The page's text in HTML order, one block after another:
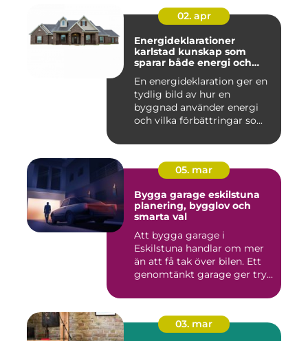
02. apr
Energideklarationer
karlstad kunskap som
sparar både energi och
En energideklaration ger en
tydlig bild av hur en
byggnad använder energi
och vilka förbättringar so...
05. mar
Bygga garage eskilstuna
planering, bygglov och
smarta val
Att bygga garage i
Eskilstuna handlar om mer
än att få tak över bilen. Ett
genomtänkt garage ger try...
03. mar